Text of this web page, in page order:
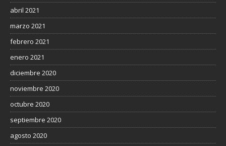
abril 2021
marzo 2021
febrero 2021
enero 2021
diciembre 2020
noviembre 2020
octubre 2020
septiembre 2020
agosto 2020